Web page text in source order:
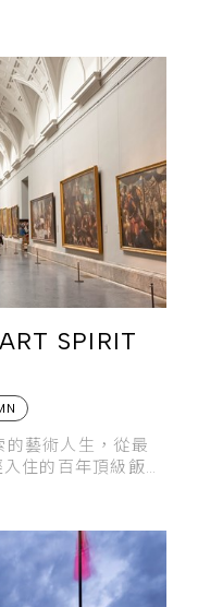
SPIRIT
藝術人生，從最
住的百年頂級飯